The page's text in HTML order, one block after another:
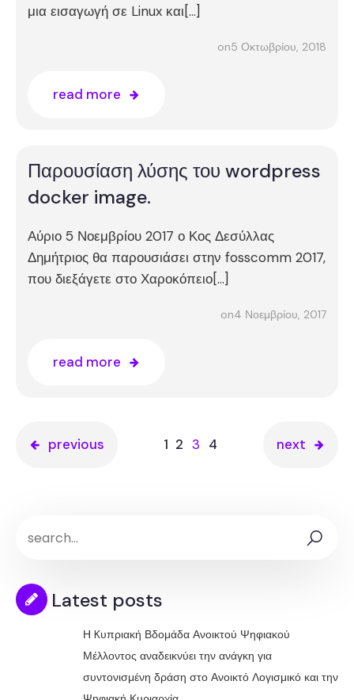
μια εισαγωγή σε Linux και[…]
on5 Οκτωβρίου, 2018
read more
Παρουσίαση λύσης του wordpress
docker image.
Αύριο 5 Νοεμβρίου 2017 ο Κος Δεσύλλας
Δημήτριος θα παρουσιάσει στην fosscomm 2017,
που διεξάγετε στο Χαροκόπειο[…]
on4 Νοεμβρίου, 2017
read more
previous 1 2 3 4 next
Latest posts
Η Kυπριακή Βδομάδα Ανοικτού Ψηφιακού
Μέλλοντος αναδεικνύει την ανάγκη για
συντονισμένη δράση στο Ανοικτό Λογισμικό και την